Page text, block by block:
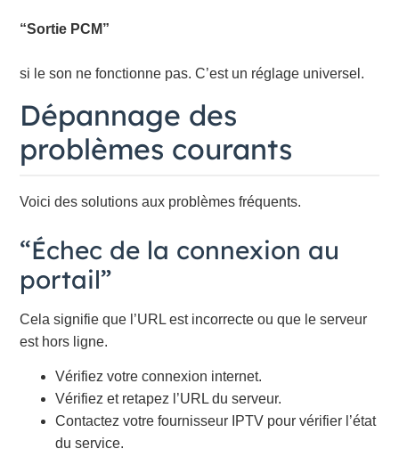
“Sortie PCM”
si le son ne fonctionne pas. C’est un réglage universel.
Dépannage des
problèmes courants
Voici des solutions aux problèmes fréquents.
“Échec de la connexion au
portail”
Cela signifie que l’URL est incorrecte ou que le serveur
est hors ligne.
Vérifiez votre connexion internet.
Vérifiez et retapez l’URL du serveur.
Contactez votre fournisseur IPTV pour vérifier l’état
du service.